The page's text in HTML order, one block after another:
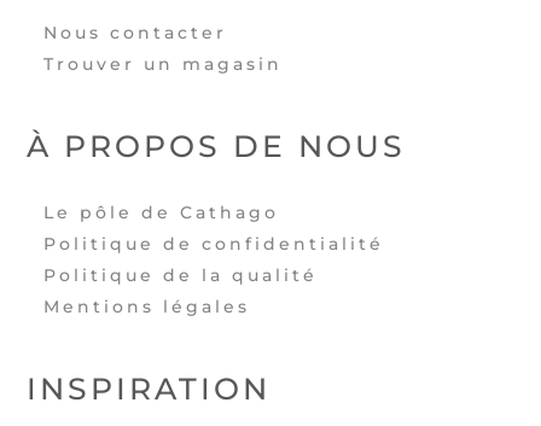
Nous contacter
Trouver un magasin
À PROPOS DE NOUS
Le pôle de Cathago
Politique de confidentialité
Politique de la qualité
Mentions légales
INSPIRATION